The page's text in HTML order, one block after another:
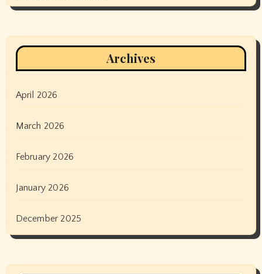
Archives
April 2026
March 2026
February 2026
January 2026
December 2025